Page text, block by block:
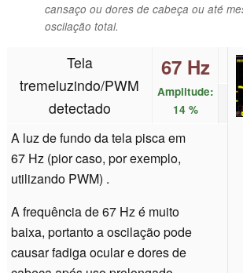
cansaço ou dores de cabeça ou até
oscilação total.
Tela
tremeluzindo/PWM
detectado
67 Hz
Amplitude:
14 %
A luz de fundo da tela pisca em
67 Hz (pior caso, por exemplo,
utilizando PWM) .
A frequência de 67 Hz é muito
baixa, portanto a oscilação pode
causar fadiga ocular e dores de